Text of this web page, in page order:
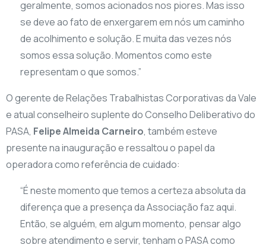
geralmente, somos acionados nos piores. Mas isso
se deve ao fato de enxergarem em nós um caminho
de acolhimento e solução. E muita das vezes nós
somos essa solução. Momentos como este
representam o que somos.”
​O gerente de Relações Trabalhistas Corporativas da Vale
e atual conselheiro suplente do Conselho Deliberativo do
PASA, Felipe Almeida Carneiro, também esteve
presente na inauguração e ressaltou o papel da
operadora como referência de cuidado:
​“É neste momento que temos a certeza absoluta da
diferença que a presença da Associação faz aqui.
Então, se alguém, em algum momento, pensar algo
sobre atendimento e servir, tenham o PASA como